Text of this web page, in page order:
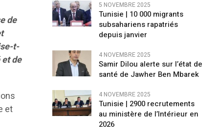
de
t-
de
et
5 NOVEMBRE 2025
Tunisie | 10 000 migrants
subsahariens rapatriés
depuis janvier
4 NOVEMBRE 2025
Samir Dilou alerte sur l’état de
santé de Jawher Ben Mbarek
4 NOVEMBRE 2025
Tunisie | 2900 recrutements
au ministère de l’Intérieur en
2026